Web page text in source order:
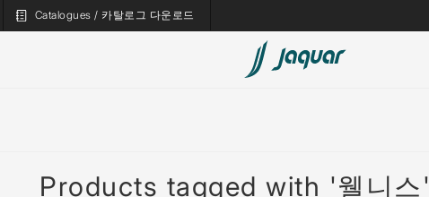
Catalogues / 카탈로그 다운로드
Products tagged with '웰니스'